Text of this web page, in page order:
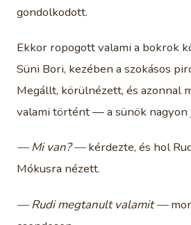
gondolkodott.
Ekkor ropogott valami a bokrok
Süni Bori, kezében a szokásos
Megállt, körülnézett, és azonnal
valami történt — a sünök nagyon
— Mi van? —kérdezte, és hol
Mókusra nézett.
— Rudi megtanult valamit —